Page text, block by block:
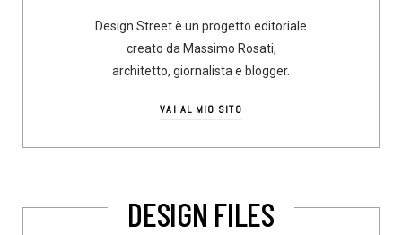
Design Street è un progetto editoriale
creato da Massimo Rosati,
architetto, giornalista e blogger.
VAI AL MIO SITO
DESIGN FILES